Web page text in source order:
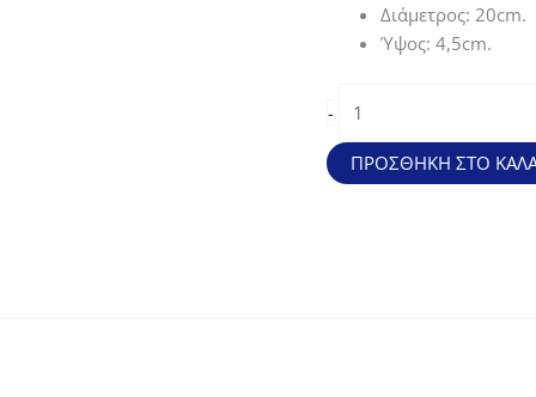
Διάμετρος: 20cm.
Ύψος: 4,5cm.
-
Stilo
από
στιβαρό
ΠΡΟΣΘΉΚΗ ΣΤΟ